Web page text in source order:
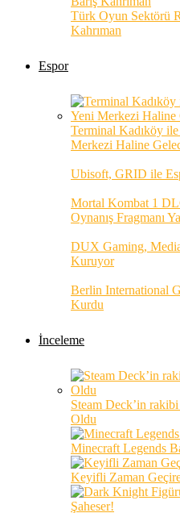
Türk Oyun Sektörü
Kahrıman
Espor
Terminal Kadıköy
Merkezi Haline
Ubisoft, GRID ile
Mortal Kombat 1
Oynanış Fragmanı
DUX Gaming,
Kuruyor
Berlin International
Kurdu
İnceleme
Steam Deck’in
Oldu
Minecraft Legends
Keyifli Zaman